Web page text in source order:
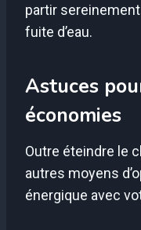
partir
fuite d’eau.
Astuces
économies
Outre éteindre le
autres moyens
énergique avec